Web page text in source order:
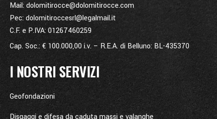
Mail: dolomitirocce@dolomitirocce.com
Pec: dolomitiroccesrl@legalmail.it
C.F. e P.IVA: 01267460259
Cap. Soc.: € 100.000,00 i.v. – R.E.A. di Belluno: BL-435370
I NOSTRI SERVIZI
Geofondazioni
Disgaggi e difesa da caduta massi e valanghe